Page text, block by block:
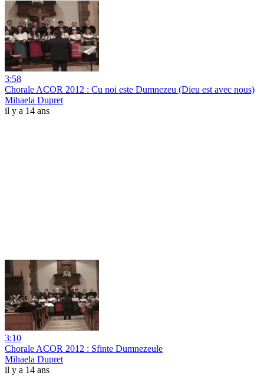
3:58
Chorale ACOR 2012 : Cu noi este Dumnezeu (Dieu est avec nous)
Mihaela Dupret
il y a 14 ans
3:10
Chorale ACOR 2012 : Sfinte Dumnezeule
Mihaela Dupret
il y a 14 ans